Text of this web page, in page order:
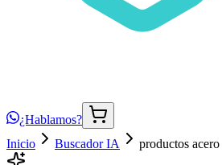
¿Hablamos?
Inicio
Buscador IA productos acero